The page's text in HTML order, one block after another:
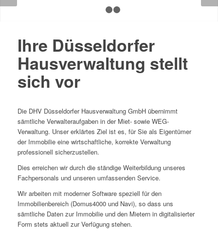
Ihre Düsseldorfer
Hausverwaltung stellt
sich vor
Die DHV Düsseldorfer Hausverwaltung GmbH übernimmt
sämtliche Verwalteraufgaben in der Miet- sowie WEG-
Verwaltung. Unser erklärtes Ziel ist es, für Sie als Eigentümer
der Immobilie eine wirtschaftliche, korrekte Verwaltung
professionell sicherzustellen.
Dies erreichen wir durch die ständige Weiterbildung unseres
Fachpersonals und unseren umfassenden Service.
Wir arbeiten mit moderner Software speziell für den
Immobilienbereich (Domus4000 und Navi), so dass uns
sämtliche Daten zur Immobilie und den Mietern in digitalisierter
Form stets aktuell zur Verfügung stehen.